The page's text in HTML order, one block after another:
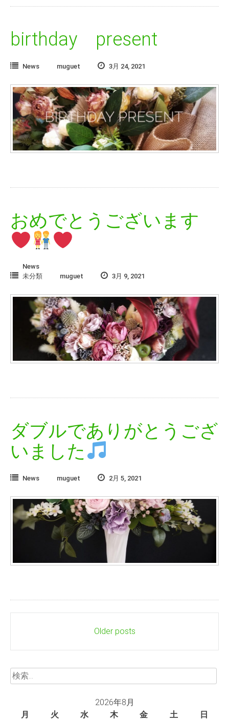
birthday present
News muguet 3月 24, 2021
おめでとうございます
News
未分類
muguet 3月 9, 2021
ダブルでありがとうござ
いました
News muguet 2月 5, 2021
Older posts
検
索:
2026年8月
月
火 水 木 金 土
日